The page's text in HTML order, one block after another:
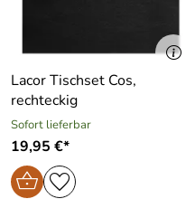
Lacor Tischset Cos,
rechteckig
Sofort lieferbar
19,95 €*